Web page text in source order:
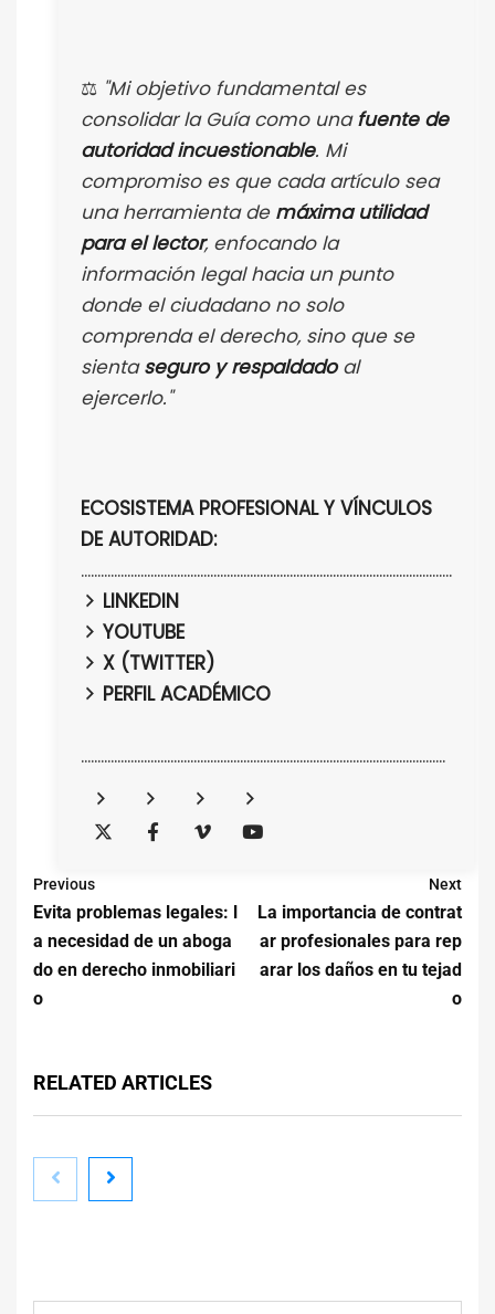
⚖️ "Mi objetivo fundamental es
consolidar la Guía como unafuente de
autoridad incuestionable. Mi
compromiso es que cada artículo sea
una herramienta de máxima utilidad
para el lector, enfocando la
información legal hacia un punto
donde el ciudadano no solo
comprenda el derecho, sino que se
sientaseguro y respaldadoal
ejercerlo."
ECOSISTEMA PROFESIONAL Y VÍNCULOS
DE AUTORIDAD:
................................................................................................................
LINKEDIN
YOUTUBE
X (TWITTER)
PERFIL ACADÉMICO
..............................................................................................................
Previous
Evita problemas legales: l
a necesidad de un aboga
do en derecho inmobiliari
o
Next
La importancia de contrat
ar profesionales para rep
arar los daños en tu tejad
o
RELATED ARTICLES